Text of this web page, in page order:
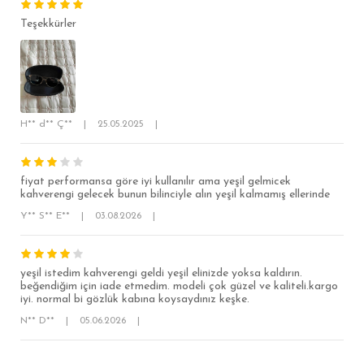
RELAX FİT
BÜYÜK BEDEN
Teşekkürler
H** d** Ç** 25.05.2025
fiyat performansa göre iyi kullanılır ama yeşil gelmicek
kahverengi gelecek bunun bilinciyle alın yeşil kalmamış ellerinde
Y** S** E** 03.08.2026
yeşil istedim kahverengi geldi yeşil elinizde yoksa kaldırın.
beğendiğim için iade etmedim. modeli çok güzel ve kaliteli.kargo
iyi. normal bi gözlük kabına koysaydınız keşke.
N** D** 05.06.2026